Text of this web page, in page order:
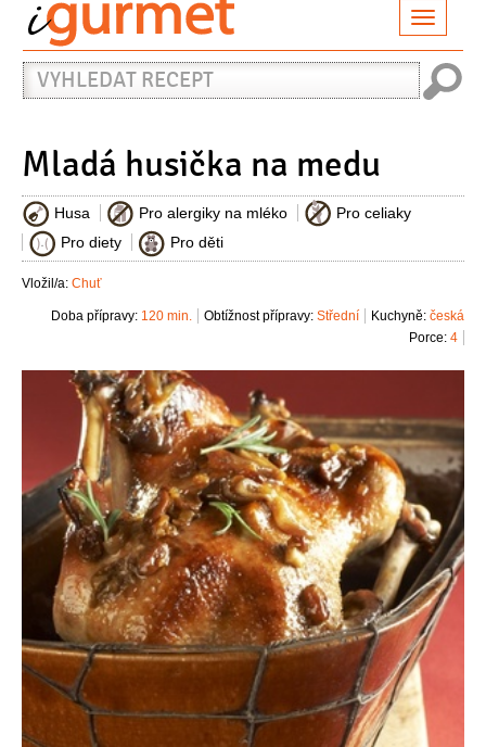
Vyhledat
recept
Mladá husička na medu
Husa Pro alergiky na mléko
Pro celiaky
Pro diety
Pro děti
Vložil/a: Chuť
Kuchyně: česká
Obtížnost přípravy: Střední
Doba přípravy: 120 min.
Porce: 4